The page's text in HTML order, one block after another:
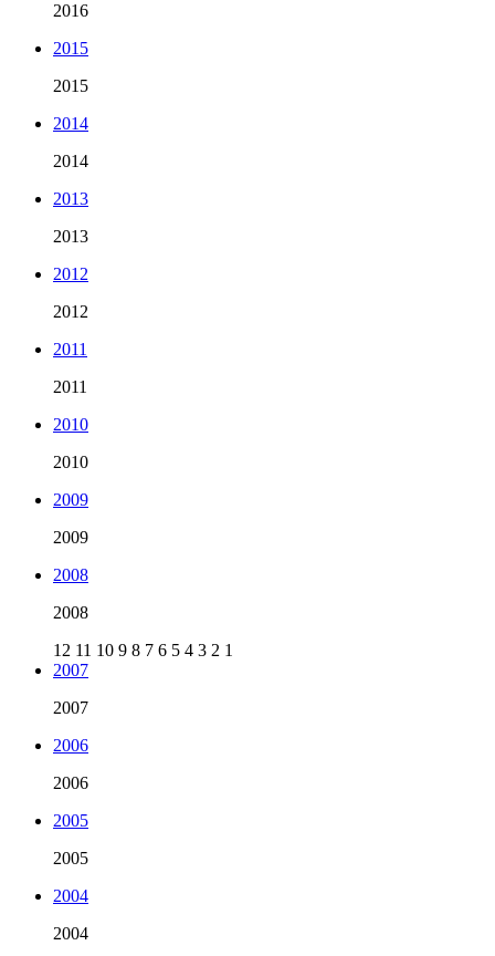
2016
2015
2015
2014
2014
2013
2013
2012
2012
2011
2011
2010
2010
2009
2009
2008
2008
12 11 10 9 8 7 6 5 4 3 2 1
2007
2007
2006
2006
2005
2005
2004
2004